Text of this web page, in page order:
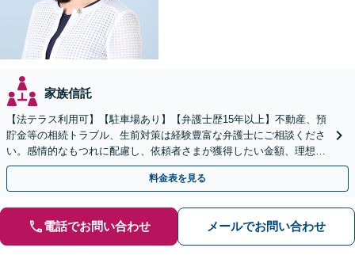
家族信託
【法テラス利用可】【駐車場あり】【弁護士歴15年以上】不動産、預
貯金等の相続トラブル、生前対策は経験豊富な弁護士にご相談くださ
い。感情的なもつれに配慮し、依頼者さまが獲得したい金額、理想の
条件で解決ができるよう、丁寧に対応します【完全個室】
料金表を見る
電話でお問い合わせ メールでお問い合わせ